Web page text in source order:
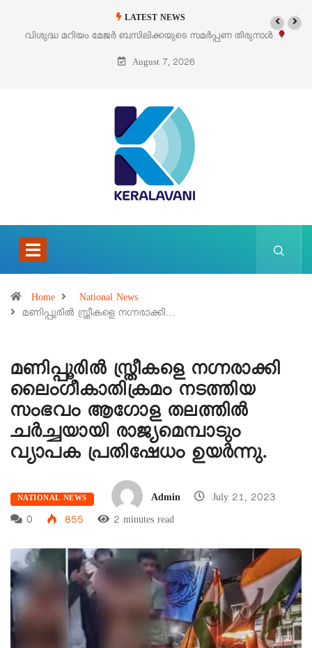
LATEST NEWS
‘പെറ്റൽസ്’ ലൈഫ് സ്റ്റൈൽ എക്സിബിഷനും സെയിലും ഓഗസ്റ്റ്
പെരുമാനൂരിൽ
August 7, 2026
Home
National News
മണിപ്പൂരിൽ സ്ത്രീകളെ നഗ്നരാക്കി…
മണിപ്പൂരിൽ സ്ത്രീകളെ നഗ്നരാക്കി
ലൈംഗീകാതിക്രമം നടത്തിയ
സംഭവം ആഗോള തലത്തില്‍
ചര്‍ച്ചയായി രാജ്യമെമ്പാടും
വ്യാപക പ്രതിഷേധം ഉയര്‍ന്നു.
NATIONAL NEWS Admin
July 21, 2023
0
855 2 minutes read